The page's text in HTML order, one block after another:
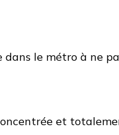
dans le métro à ne
et